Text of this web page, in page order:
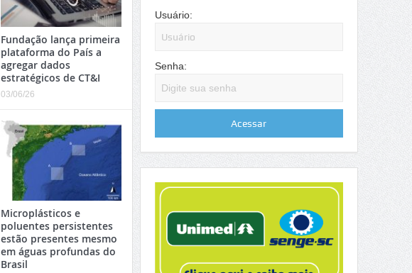
Fundação lança primeira
plataforma do País a
agregar dados
estratégicos de CT&I
03/06/26
Microplásticos e
poluentes persistentes
estão presentes mesmo
em águas profundas do
Brasil
Usuário:
Senha: